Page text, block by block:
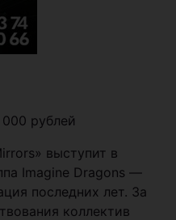
рублей
выступит в
Imagine Dragons —
последних лет. За
коллектив